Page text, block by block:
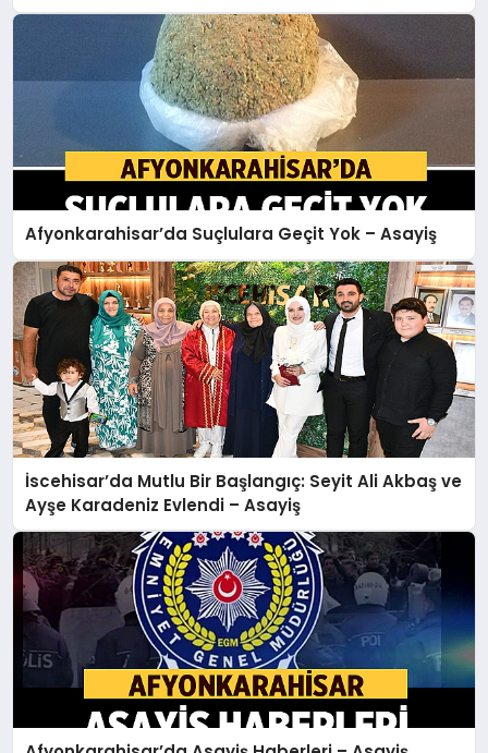
Afyonkarahisar’da Suçlulara Geçit Yok – Asayiş
İscehisar’da Mutlu Bir Başlangıç: Seyit Ali Akbaş ve
Ayşe Karadeniz Evlendi – Asayiş